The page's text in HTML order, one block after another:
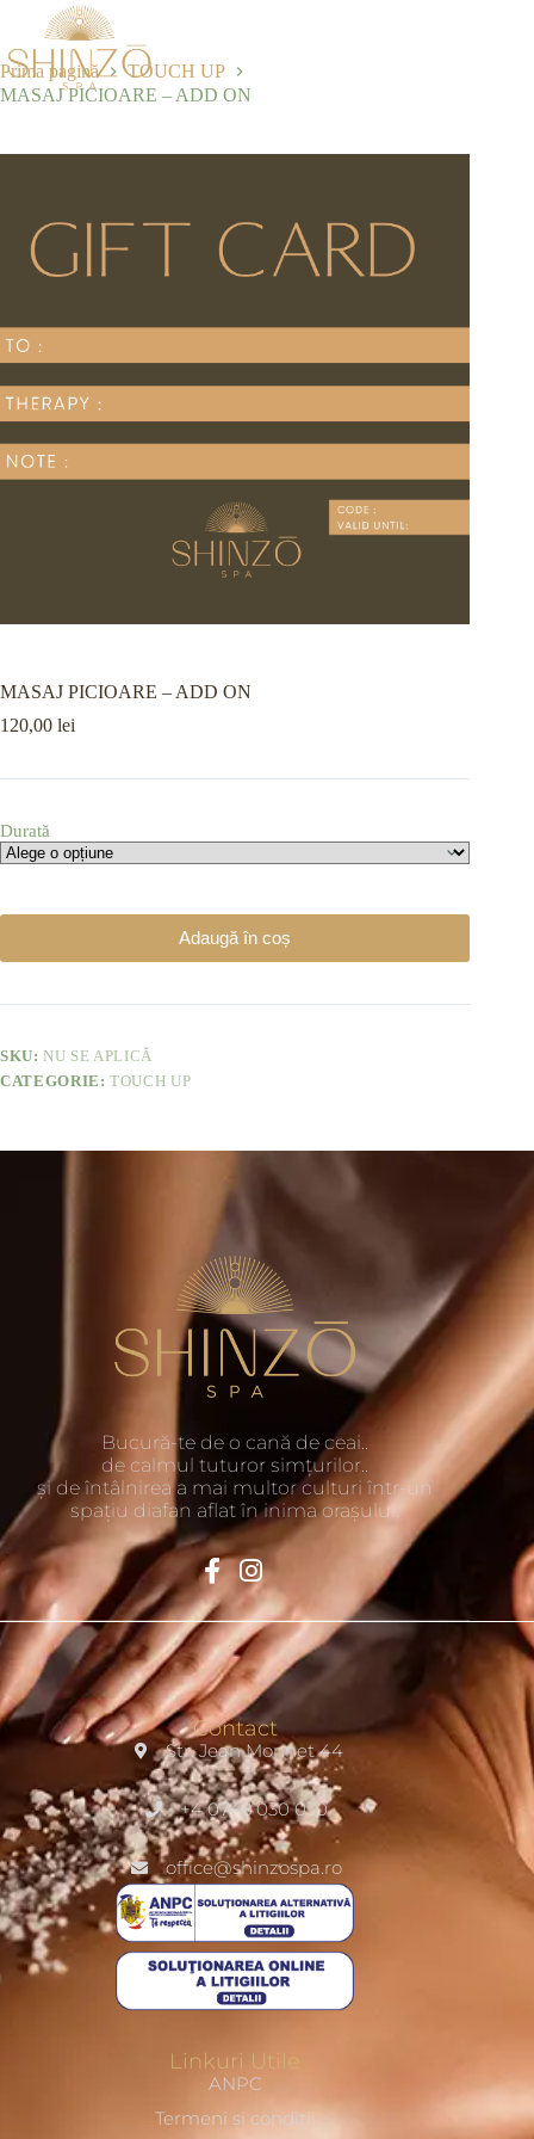
120,00lei
Prima pagină
TOUCH UP
MASAJ PICIOARE – ADD ON
MASAJ PICIOARE – ADD ON
120,00 lei
Durată
Adaugă în coș
SKU: NU SE APLICĂ
CATEGORIE:TOUCH UP
Bucură-te de o cană de ceai..
de calmul tuturor simțurilor..
și de întâlnirea a mai multor culturi într-un
spațiu diafan aflat în inima orașului.
Contact
Str. Jean Monnet 44
+4 0748 030 030
office@shinzospa.ro
Linkuri Utile
ANPC
Termeni și condiții